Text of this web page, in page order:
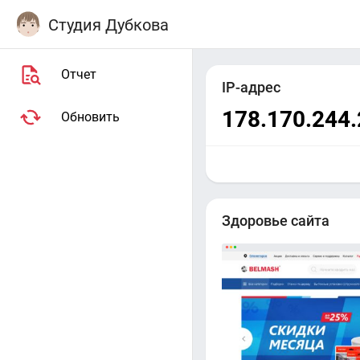
Студия Дубкова
Отчет
Обновить
IP-адрес
Здоровье сайта